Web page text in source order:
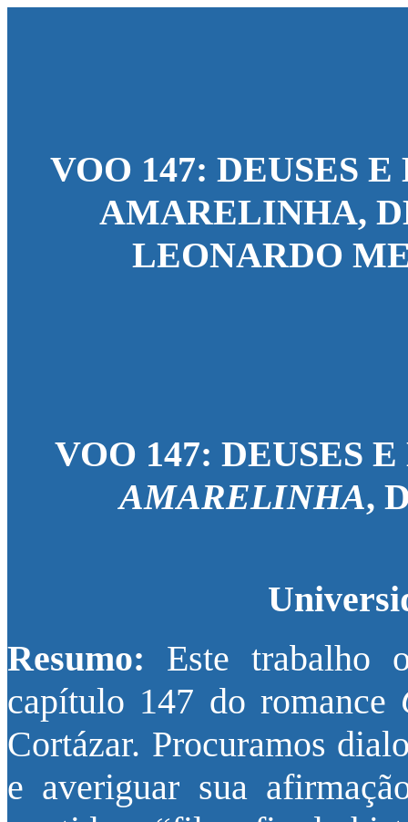
VOO 147: DEUSES
AMARELINHA,
LEONARDO
VOO 147: DEUSES
AMARELINHA,
Resumo: Este trabalho
capítulo 147 do romance
Cortázar. Procuramos
e averiguar sua